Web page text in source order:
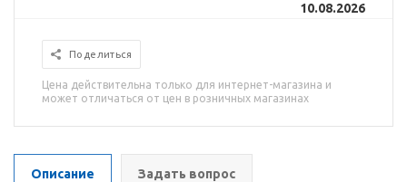
10.08.2026
Поделиться
Цена действительна только для интернет-магазина и
может отличаться от цен в розничных магазинах
Описание Задать вопрос